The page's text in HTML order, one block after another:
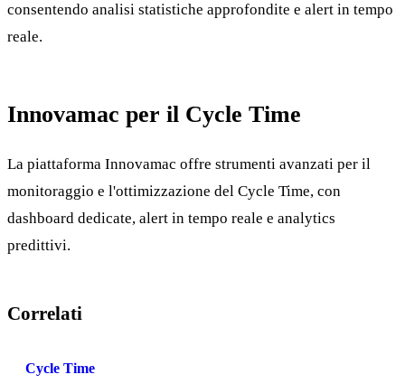
consentendo analisi statistiche approfondite e alert in tempo
reale.
Innovamac per il Cycle Time
La piattaforma Innovamac offre strumenti avanzati per il
monitoraggio e l'ottimizzazione del Cycle Time, con
dashboard dedicate, alert in tempo reale e analytics
predittivi.
Correlati
Cycle Time